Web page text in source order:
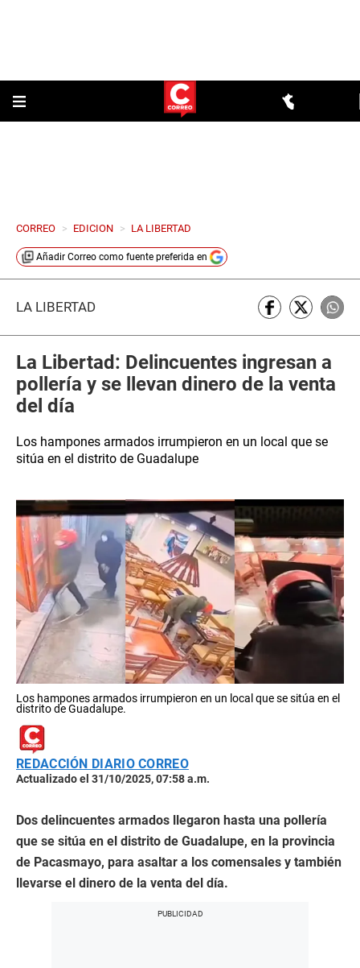
CORREO > EDICION > LA LIBERTAD
Añadir Correo como fuente preferida en
LA LIBERTAD
La Libertad: Delincuentes ingresan a
pollería y se llevan dinero de la venta
del día
Los hampones armados irrumpieron en un local que se
sitúa en el distrito de Guadalupe
Los hampones armados irrumpieron en un local que se sitúa en el
distrito de Guadalupe.
REDACCIÓN DIARIO CORREO
Actualizado el 31/10/2025, 07:58 a.m.
Dos delincuentes armados llegaron hasta una pollería
que se sitúa en el distrito de Guadalupe, en la provincia
de Pacasmayo, para asaltar a los comensales y también
llevarse el dinero de la venta del día.